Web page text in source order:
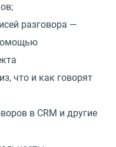
разговора —
что и как говорят
в CRM и другие